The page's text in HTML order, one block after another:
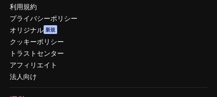
利用規約
プライバシーポリシー
オリジナル 新規
クッキーポリシー
トラストセンター
アフィリエイト
法人向け